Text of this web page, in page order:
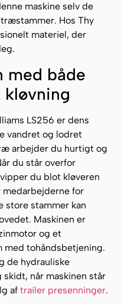
maskine selv de
Hos Thy
materiel, der
med både
LS256 er dens
vandret og lodret
arbejder du hurtigt og
du står overfor
du blot kløveren
for
store stammer kan
Maskinen er
og et
med tohåndsbetjening.
de hydrauliske
når maskinen står
af trailer presenninger.